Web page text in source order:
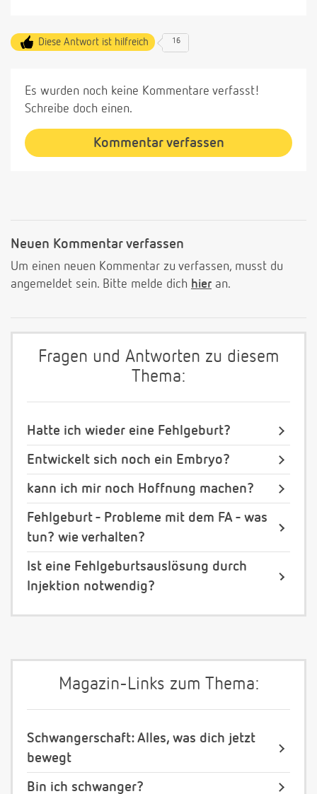
Diese Antwort ist hilfreich 16
Es wurden noch keine Kommentare verfasst!
Schreibe doch einen.
Kommentar verfassen
Neuen Kommentar verfassen
Um einen neuen Kommentar zu verfassen, musst du
angemeldet sein. Bitte melde dich hier an.
Fragen und Antworten zu diesem
Thema:
Hatte ich wieder eine Fehlgeburt?
Entwickelt sich noch ein Embryo?
kann ich mir noch Hoffnung machen?
Fehlgeburt - Probleme mit dem FA - was
tun? wie verhalten?
Ist eine Fehlgeburtsauslösung durch
Injektion notwendig?
Magazin-Links zum Thema:
Schwangerschaft: Alles, was dich jetzt
bewegt
Bin ich schwanger?